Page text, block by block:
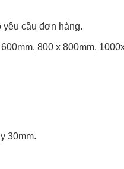
yêu cầu đơn hàng.
800 x 800mm,
30mm.